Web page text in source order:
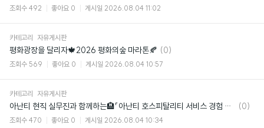
조회수 492 좋아요 0 게시일 2026.08.04 11:02
카테고리 자유게시판
평화광장을 달리자🍁2026 평화의숲 마라톤🍂 댓
글
(0)
조회수 569 좋아요 0 게시일 2026.08.04 10:57
카테고리 자유게시판
아난티 현직 실무진과 함께하는🏨「아난티 호스피탈리티 서비스 경험 디자인 아카데미」
댓
(0)
조회수 470 좋아요 0 게시일 2026.08.04 10:34